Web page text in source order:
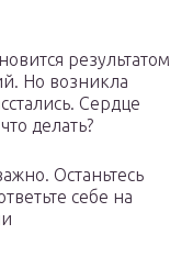
результатом
Но возникла
Сердце
делать?
Останьтесь
себе на